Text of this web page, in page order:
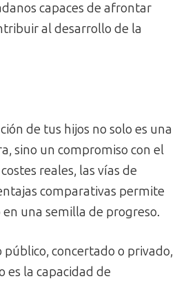
capaces de afrontar
al desarrollo de la
de tus hijos no solo es una
sino un compromiso con el
reales, las vías de
comparativas permite
una semilla de progreso.
público, concertado o privado,
es la capacidad de